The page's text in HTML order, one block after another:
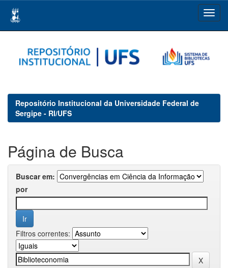
navigation
Repositório Institucional da Universidade Federal de
Sergipe - RI/UFS
Página de Busca
Buscar em:
por
Filtros correntes: